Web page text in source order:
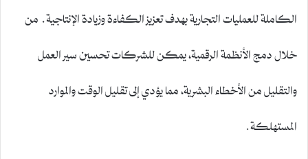
الكاملة للعمليات التجارية بهدف تعزيز الكفاءة وزيادة الإنتاجية. من
خلال دمج الأنظمة الرقمية، يمكن للشركات تحسين سير العمل
والتقليل من الأخطاء البشرية، مما يؤدي إلى تقليل الوقت والموارد
المستهلكة.